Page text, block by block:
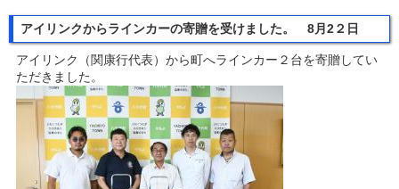
アイリンクからラインカーの寄贈を受けました。 8月2２日
アイリンク（関康行代表）から町へラインカー２台を寄贈してい
ただきました。